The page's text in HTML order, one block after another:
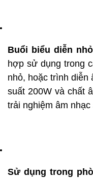
Buổi biểu diễn nhỏ
hợp sử dụng trong
nhỏ, hoặc trình diễn
suất 200W và chất
trải nghiệm âm
Sử dụng trong